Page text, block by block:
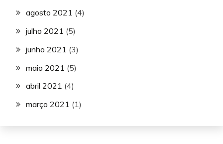
agosto 2021 (4)
julho 2021 (5)
junho 2021 (3)
maio 2021 (5)
abril 2021 (4)
março 2021 (1)